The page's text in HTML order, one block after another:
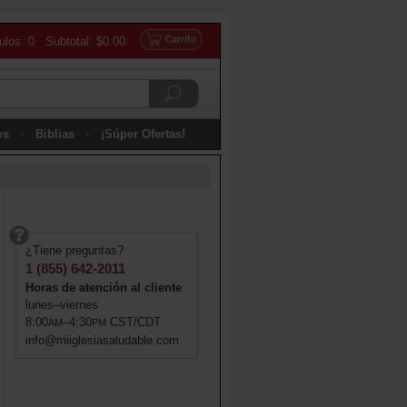
0 Subtotal: $0.00
Biblias ¡Súper Ofertas!
¿Tiene preguntas?
1 (855) 642-2011
Horas de atención al cliente
lunes–viernes
8:00AM–4:30PM CST/CDT
info@miiglesiasaludable.com